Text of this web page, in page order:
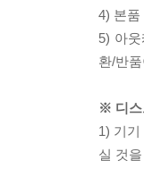
4) 본품
5) 아
환/반
※ 디스
1) 기
실 것